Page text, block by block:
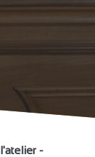
-